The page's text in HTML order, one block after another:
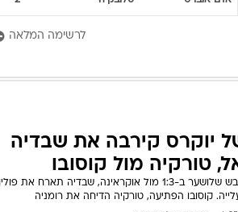
לרשימה המלאה
יוקרס קירבה את שבדיה
טורקיה מול קוסובו
חלוץ ארסנל כבש שלושער ב-1:3 מול אוקראינה, שבדיה תארח את פולין
קוסובו הפתיעה, טורקיה הדיחה את רומניה